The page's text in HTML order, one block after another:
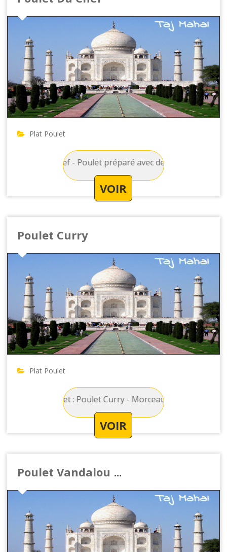
Plat Poulet
Du Chef - Poulet préparé avec des champignons, sauce
VOIR
Poulet Curry
Plat Poulet
Poulet : Poulet Curry - Morceau de poulet avec une
VOIR
Poulet Vandalou (Moyennement épicé)